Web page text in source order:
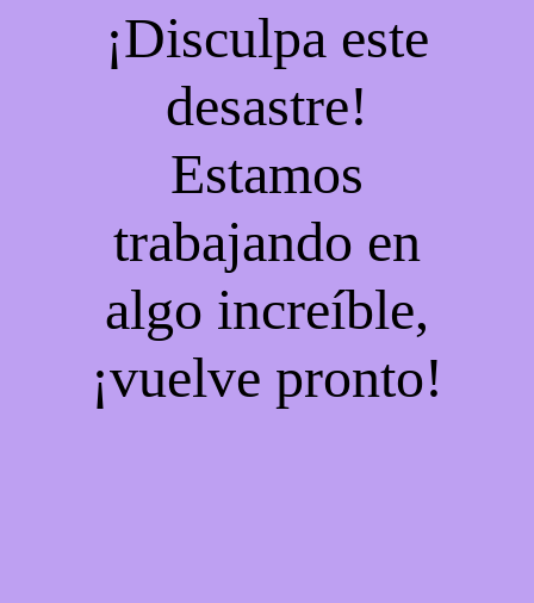
¡Disculpa este
desastre!
Estamos
trabajando en
algo increíble,
¡vuelve pronto!